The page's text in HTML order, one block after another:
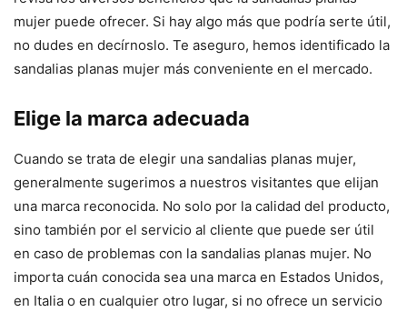
mujer puede ofrecer. Si hay algo más que podría serte útil,
no dudes en decírnoslo. Te aseguro, hemos identificado la
sandalias planas mujer más conveniente en el mercado.
Elige la marca adecuada
Cuando se trata de elegir una sandalias planas mujer,
generalmente sugerimos a nuestros visitantes que elijan
una marca reconocida. No solo por la calidad del producto,
sino también por el servicio al cliente que puede ser útil
en caso de problemas con la sandalias planas mujer. No
importa cuán conocida sea una marca en Estados Unidos,
en Italia o en cualquier otro lugar, si no ofrece un servicio